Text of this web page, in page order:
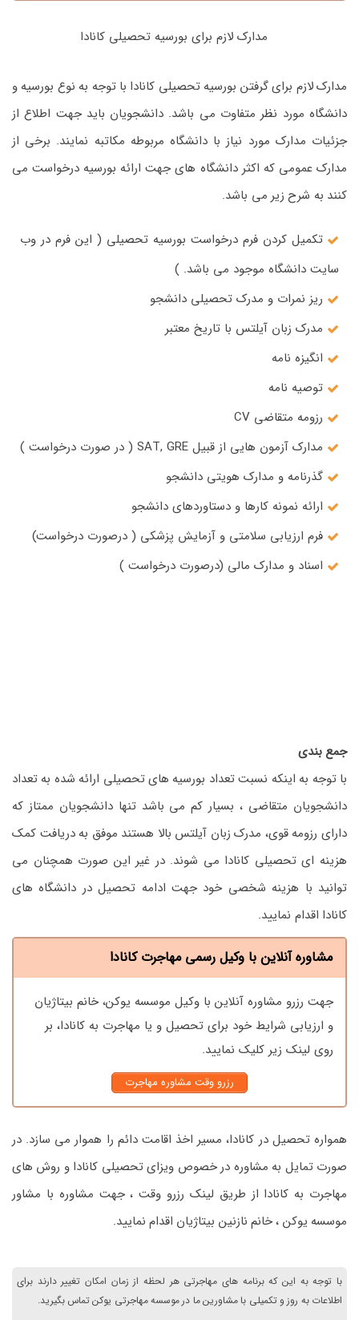
مدارک لازم برای بورسیه تحصیلی کانادا
مدارک لازم برای گرفتن بورسیه تحصیلی کانادا با توجه به نوع بورسیه و
دانشگاه مورد نظر متفاوت می باشد. دانشجویان باید جهت اطلاع از
جزئیات مدارک مورد نیاز با دانشگاه مربوطه مکاتبه نمایند. برخی از
مدارک عمومی که اکثر دانشگاه های جهت ارائه بورسیه درخواست می
کنند به شرح زیر می باشد.
تکمیل کردن فرم درخواست بورسیه تحصیلی ( این فرم در وب
سایت دانشگاه موجود می باشد. )
ریز نمرات و مدرک تحصیلی دانشجو
مدرک زبان آیلتس با تاریخ معتبر
انگیزه نامه
توصیه نامه
رزومه متقاضی CV
مدارک آزمون هایی از قبیل SAT, GRE ( در صورت درخواست )
گذرنامه و مدارک هویتی دانشجو
ارائه نمونه کارها و دستاوردهای دانشجو
فرم ارزیابی سلامتی و آزمایش پزشکی ( درصورت درخواست)
اسناد و مدارک مالی (درصورت درخواست )
جمع بندی
با توجه به اینکه نسبت تعداد بورسیه های تحصیلی ارائه شده به تعداد
دانشجویان متقاضی ، بسیار کم می باشد تنها دانشجویان ممتاز که
دارای رزومه قوی، مدرک زبان آیلتس بالا هستند موفق به دریافت کمک
هزینه ای تحصیلی کانادا می شوند. در غیر این صورت همچنان می
توانید با هزینه شخصی خود جهت ادامه تحصیل در دانشگاه های
کانادا اقدام نمایید.
مشاوره آنلاین با وکیل رسمی مهاجرت کانادا
جهت رزرو مشاوره آنلاین با وکیل موسسه یوکن، خانم بیتاژیان
و ارزیابی شرایط خود برای تحصیل و یا مهاجرت به کانادا، بر
روی لینک زیر کلیک نمایید.
رزرو وقت مشاوره مهاجرت
همواره تحصیل در کانادا، مسیر اخذ اقامت دائم را هموار می سازد. در
صورت تمایل به مشاوره در خصوص ویزای تحصیلی کانادا و روش های
مهاجرت به کانادا از طریق لینک رزرو وقت ، جهت مشاوره با مشاور
موسسه یوکن ، خانم نازنین بیتاژیان اقدام نمایید.
با توجه به این که برنامه های مهاجرتی هر لحظه از زمان امکان تغییر دارند برای
اطلاعات به روز و تکمیلی با مشاورین ما در موسسه مهاجرتی یوکن تماس بگیرید.